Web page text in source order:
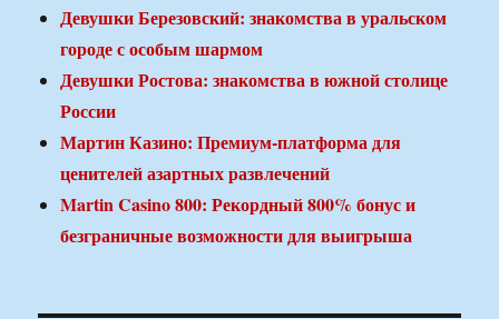
Девушки Березовский: знакомства в уральском
городе с особым шармом
Девушки Ростова: знакомства в южной столице
России
Мартин Казино: Премиум-платформа для
ценителей азартных развлечений
Martin Casino 800: Рекордный 800% бонус и
безграничные возможности для выигрыша